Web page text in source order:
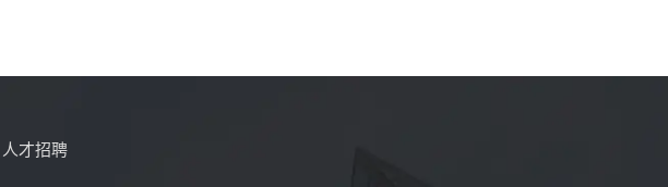
人才招聘